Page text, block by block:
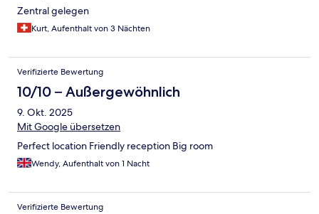
Zentral gelegen
Kurt, Aufenthalt von 3 Nächten
Verifizierte Bewertung
10/10 – Außergewöhnlich
9. Okt. 2025
Mit Google übersetzen
Perfect location Friendly reception Big room
Wendy, Aufenthalt von 1 Nacht
Verifizierte Bewertung